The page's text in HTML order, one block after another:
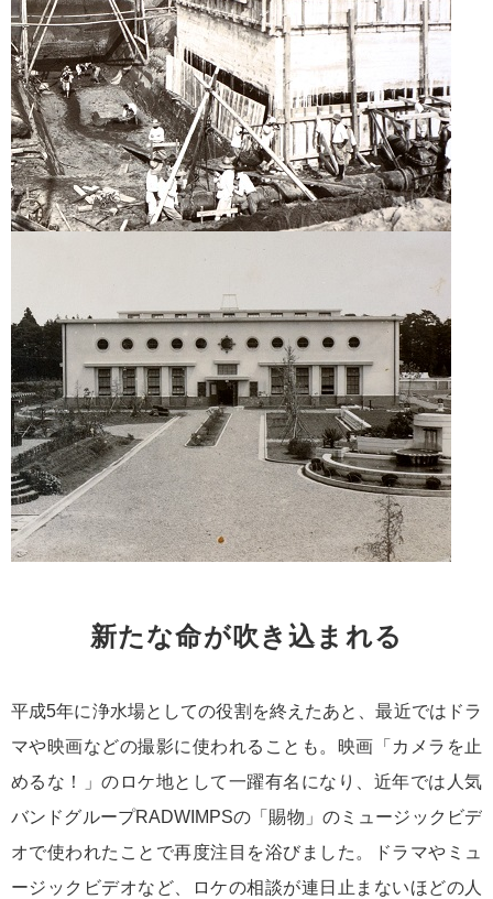
新たな命が吹き込まれる
平成5年に浄水場としての役割を終えたあと、最近ではドラ
マや映画などの撮影に使われることも。映画「カメラを止
めるな！」のロケ地として一躍有名になり、近年では人気
バンドグループRADWIMPSの「賜物」のミュージックビデ
オで使われたことで再度注目を浴びました。ドラマやミュ
ージックビデオなど、ロケの相談が連日止まないほどの人